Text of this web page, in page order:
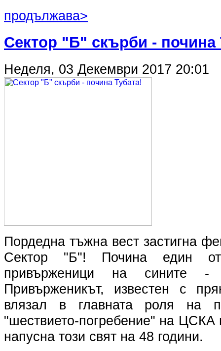
продължава>
Сектор "Б" скърби - почина
Неделя, 03 Декември 2017 20:01
Пордедна тъжна вест застигна
Сектор "Б"! Почина един от
привърженици на сините -
Привърженикът, известен с
влязал в главната роля на
"шествието-погребение" на ЦСКА
напусна този свят на 48 години.